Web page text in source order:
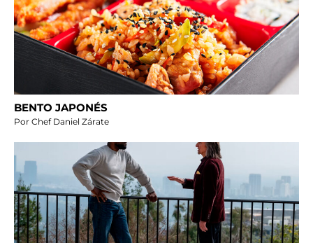
BENTO JAPONÉS
Por Chef Daniel Zárate